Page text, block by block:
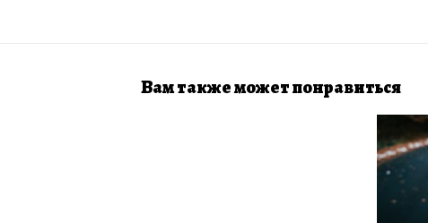
Вам также может понравиться